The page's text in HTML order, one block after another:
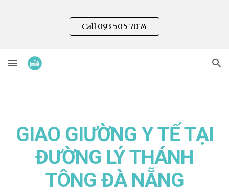
Skip to main content
Skip to navigation
Call 093 505 7074
GIAO GIƯỜNG Y TẾ TẠI
ĐƯỜNG LÝ THÁNH
TÔNG ĐÀ NẴNG